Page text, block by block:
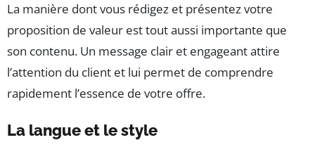
La manière dont vous rédigez et présentez votre
proposition de valeur est tout aussi importante que
son contenu. Un message clair et engageant attire
l’attention du client et lui permet de comprendre
rapidement l’essence de votre offre.
La langue et le style